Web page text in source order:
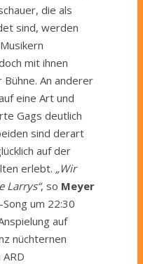
die als
sind, werden
mit ihnen
An anderer
eine Art und
Gags deutlich
sind derart
auf der
erlebt. „Wir
Larrys“, so Meyer
um 22:30
auf
nüchternen